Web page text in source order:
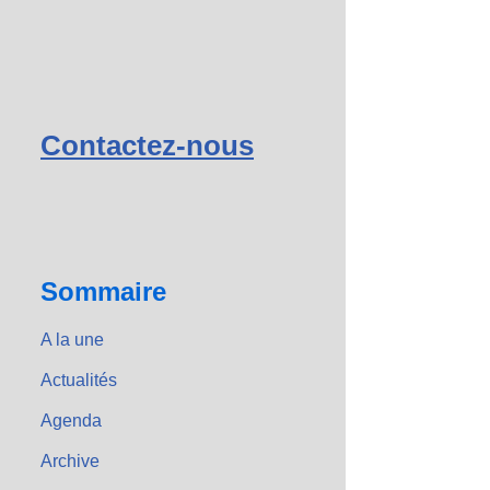
Contactez-nous
Sommaire
A la une
Actualités
Agenda
Archive